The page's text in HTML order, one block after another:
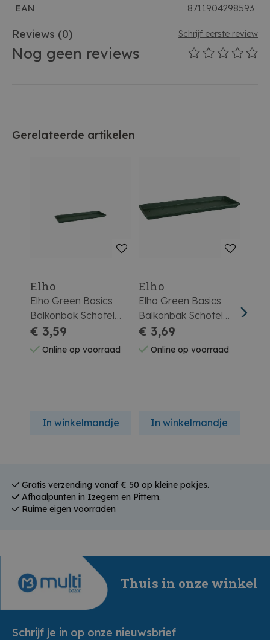
EAN
8711904298593
Reviews (0) Schrijf eerste review
Nog geen reviews
Gerelateerde artikelen
Elho
Elho Green Basics
Balkonbak Schotel
50cm Blad Groen
€ 3,59
Online op voorraad
In winkelmandje
Elho
Elho Green Basics
Balkonbak Schotel
60cm Blad Groen
€ 3,69
Online op voorraad
In winkelmandje
Gratis verzending vanaf € 50 op kleine pakjes.
Afhaalpunten in Izegem en Pittem.
Ruime eigen voorraden
Thuis in onze winkel
Schrijf je in op onze nieuwsbrief